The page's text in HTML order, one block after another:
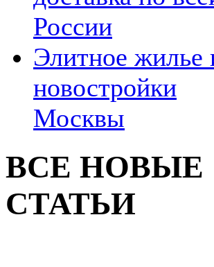
России
Элитное жилье
новостройки
Москвы
ВСЕ НОВЫЕ
СТАТЬИ